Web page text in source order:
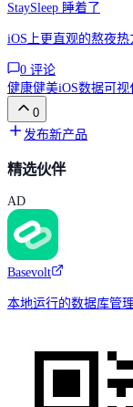
StaySleep 睡着了
iOS上更直观的熬夜
0 评论
健康健美iOS数据可视
0
发布新产品
精选伙伴
AD
Basevolt
本地运行的数据库管